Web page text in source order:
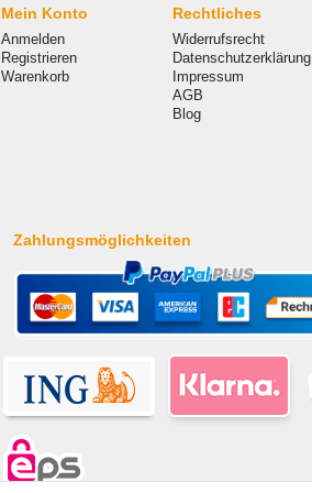
Mein Konto
Anmelden
Registrieren
Warenkorb
Rechtliches
Widerrufsrecht
Datenschutzerklärung
Impressum
AGB
Blog
Zahlungsmöglichkeiten